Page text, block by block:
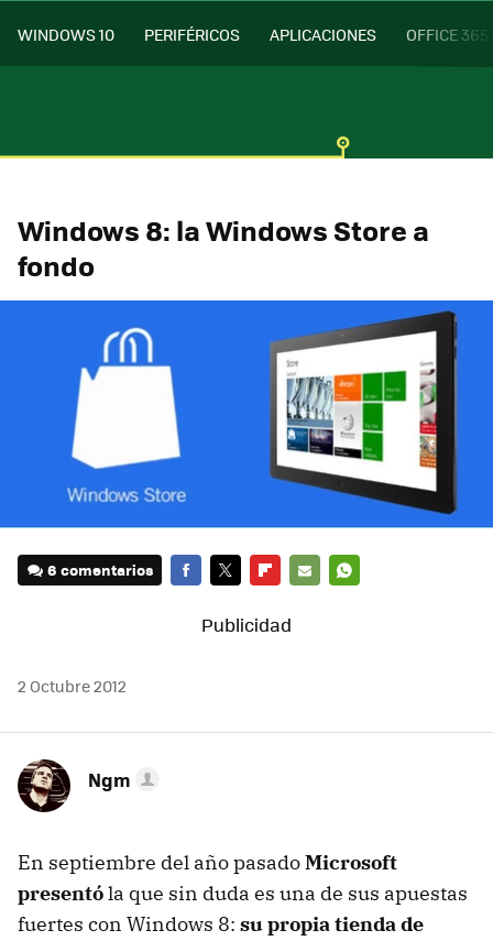
WINDOWS 10 PERIFÉRICOS APLICACIONES OFFICE 365
Windows 8: la Windows Store a
fondo
6 comentarios
MAIL
2 Octubre 2012
Ngm
En septiembre del año pasadoMicrosoft
presentóla que sin duda es una de sus apuestas
fuertes con Windows 8: su propia tienda de